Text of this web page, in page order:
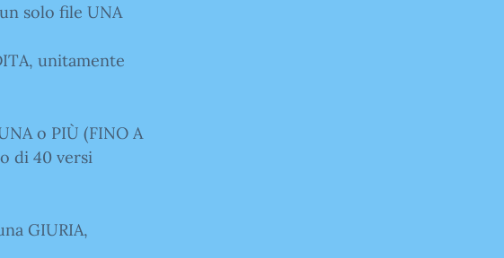
solo file UNA
unitamente
o PIÙ (FINO A
di 40 versi
GIURIA,